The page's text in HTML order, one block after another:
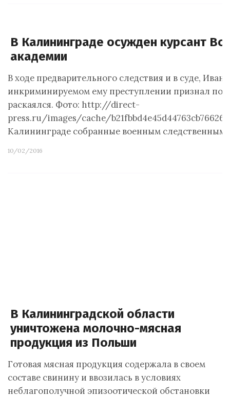
В Калининграде осужден курсант
академии
В ходе предварительного следствия и в суде, Иван
инкриминируемом ему преступлении признал
раскаялся. Фото: http://direct-
press.ru/images/cache/
Калининграде собранные военным
10/02/2016
В Калининградской области
уничтожена молочно-мясная
продукция из Польши
Готовая мясная продукция содержала в своем
составе свинину и ввозилась в условиях
неблагополучной эпизоотической обстановки